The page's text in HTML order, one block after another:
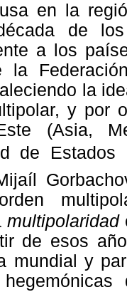
en la
de los
a los
la
la
, y por
(Asia,
de Estados
multipolaridad
de esos
mundial y